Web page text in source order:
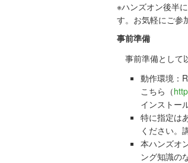
※ハンズオン後半
す。お気軽にご参
事前準備
事前準備として
動作環境：
こちら（
インストー
特に指定は
ください。
本ハンズオ
ング知識の